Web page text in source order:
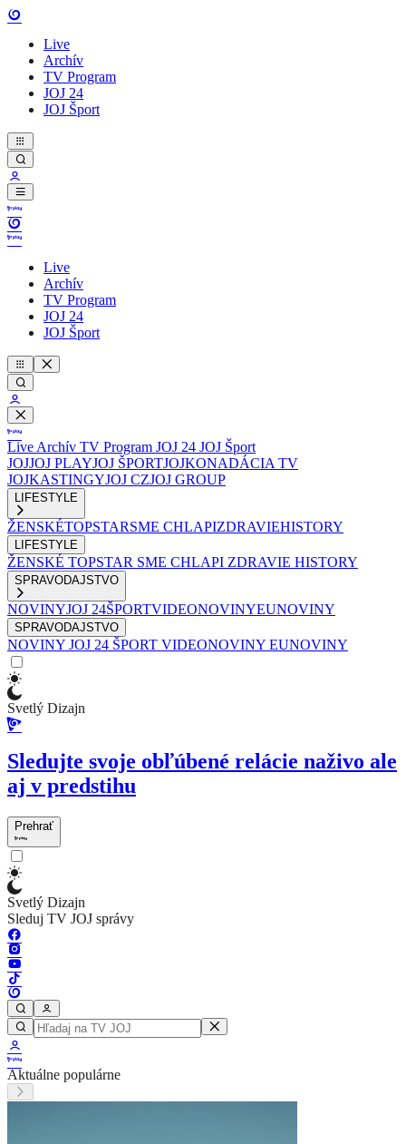
Live
Archív
TV Program
JOJ 24
JOJ Šport
Live
Archív
TV Program
JOJ 24
JOJ Šport
Live Archív TV Program JOJ 24 JOJ Šport
JOJJOJ PLAYJOJ ŠPORTJOJKONADÁCIA TV
JOJKASTINGYJOJ CZJOJ GROUP
LIFESTYLE
ŽENSKÉTOPSTARSME CHLAPIZDRAVIEHISTORY
LIFESTYLE
ŽENSKÉ TOPSTAR SME CHLAPI ZDRAVIE HISTORY
SPRAVODAJSTVO
NOVINYJOJ 24ŠPORTVIDEONOVINYEUNOVINY
SPRAVODAJSTVO
NOVINY JOJ 24 ŠPORT VIDEONOVINY EUNOVINY
Svetlý Dizajn
Sledujte svoje obľúbené relácie naživo ale
aj v predstihu
Prehrať
Svetlý Dizajn
Sleduj TV JOJ správy
Aktuálne populárne